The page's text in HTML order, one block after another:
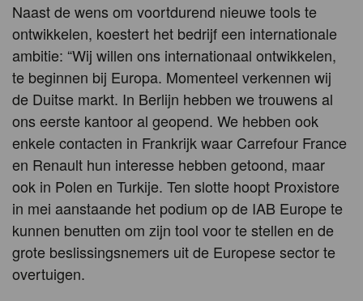
Naast de wens om voortdurend nieuwe tools te
ontwikkelen, koestert het bedrijf een internationale
ambitie: “Wij willen ons internationaal ontwikkelen,
te beginnen bij Europa. Momenteel verkennen wij
de Duitse markt. In Berlijn hebben we trouwens al
ons eerste kantoor al geopend. We hebben ook
enkele contacten in Frankrijk waar Carrefour France
en Renault hun interesse hebben getoond, maar
ook in Polen en Turkije. Ten slotte hoopt Proxistore
in mei aanstaande het podium op de IAB Europe te
kunnen benutten om zijn tool voor te stellen en de
grote beslissingsnemers uit de Europese sector te
overtuigen.